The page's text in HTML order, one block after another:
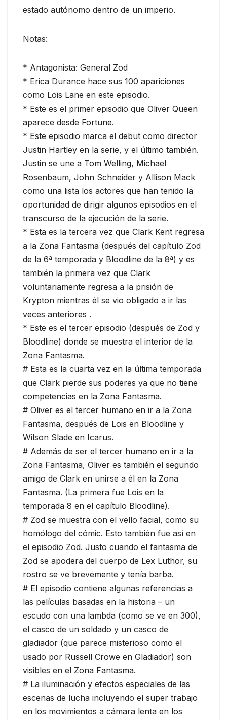
estado autónomo dentro de un imperio.
Notas:
* Antagonista: General Zod
* Erica Durance hace sus 100 apariciones
como Lois Lane en este episodio.
* Este es el primer episodio que Oliver Queen
aparece desde Fortune.
* Este episodio marca el debut como director
Justin Hartley en la serie, y el último también.
Justin se une a Tom Welling, Michael
Rosenbaum, John Schneider y Allison Mack
como una lista los actores que han tenido la
oportunidad de dirigir algunos episodios en el
transcurso de la ejecución de la serie.
* Esta es la tercera vez que Clark Kent regresa
a la Zona Fantasma (después del capítulo Zod
de la 6ª temporada y Bloodline de la 8ª) y es
también la primera vez que Clark
voluntariamente regresa a la prisión de
Krypton mientras él se vio obligado a ir las
veces anteriores .
* Este es el tercer episodio (después de Zod y
Bloodline) donde se muestra el interior de la
Zona Fantasma.
# Esta es la cuarta vez en la última temporada
que Clark pierde sus poderes ya que no tiene
competencias en la Zona Fantasma.
# Oliver es el tercer humano en ir a la Zona
Fantasma, después de Lois en Bloodline y
Wilson Slade en Icarus.
# Además de ser el tercer humano en ir a la
Zona Fantasma, Oliver es también el segundo
amigo de Clark en unirse a él en la Zona
Fantasma. (La primera fue Lois en la
temporada 8 en el capítulo Bloodline).
# Zod se muestra con el vello facial, como su
homólogo del cómic. Esto también fue así en
el episodio Zod. Justo cuando el fantasma de
Zod se apodera del cuerpo de Lex Luthor, su
rostro se ve brevemente y tenía barba.
# El episodio contiene algunas referencias a
las películas basadas en la historia – un
escudo con una lambda (como se ve en 300),
el casco de un soldado y un casco de
gladiador (que parece misterioso como el
usado por Russell Crowe en Gladiador) son
visibles en el Zona Fantasma.
# La iluminación y efectos especiales de las
escenas de lucha incluyendo el super trabajo
en los movimientos a cámara lenta en los